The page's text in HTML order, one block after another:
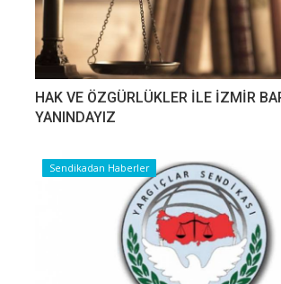
HAK VE ÖZGÜRLÜKLER İLE İZMİR
YANINDAYIZ
Sendikadan Haberler